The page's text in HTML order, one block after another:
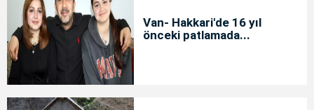
Van- Hakkari'de 16 yıl
önceki patlamada...